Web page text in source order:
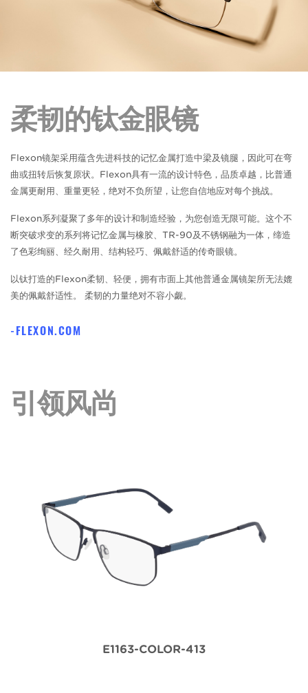
柔韧的钛金眼镜
Flexon镜架采用蕴含先进科技的记忆金属打造中梁及镜腿，因此可在弯
曲或扭转后恢复原状。Flexon具有一流的设计特色，品质卓越，比普通
金属更耐用、重量更轻，绝对不负所望，让您自信地应对每个挑战。
Flexon系列凝聚了多年的设计和制造经验，为您创造无限可能。这个不
断突破求变的系列将记忆金属与橡胶、TR-90及不锈钢融为一体，缔造
了色彩绚丽、经久耐用、结构轻巧、佩戴舒适的传奇眼镜。
以钛打造的Flexon柔韧、轻便，拥有市面上其他普通金属镜架所无法媲
美的佩戴舒适性。 柔韧的力量绝对不容小觑。
FLEXON.COM
引领风尚
E1163-COLOR-413